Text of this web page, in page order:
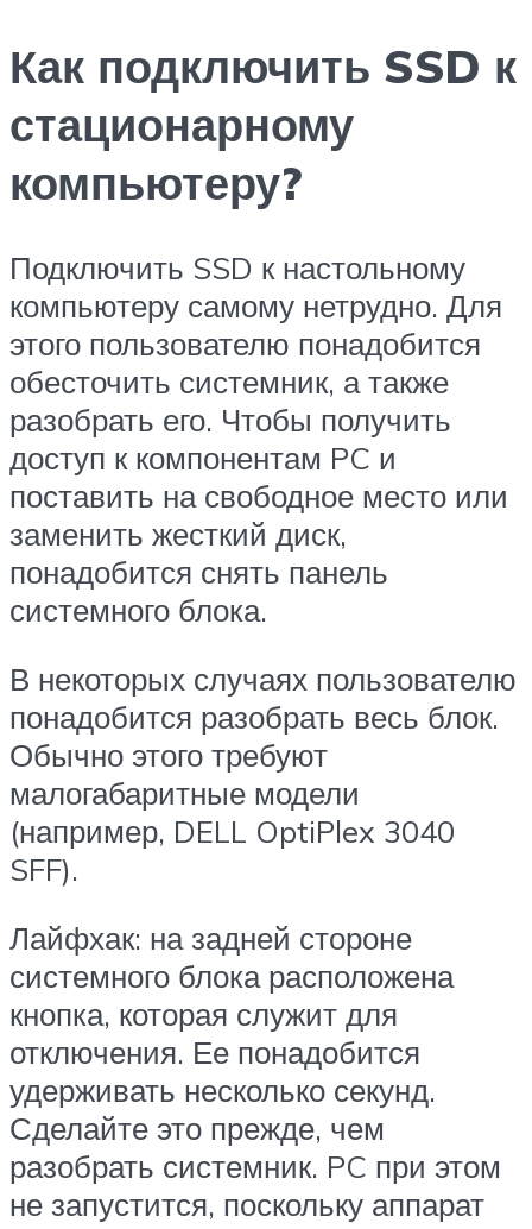
Как подключить SSD к
стационарному
компьютеру?
Подключить SSD к настольному
компьютеру самому нетрудно. Для
этого пользователю понадобится
обесточить системник, а также
разобрать его. Чтобы получить
доступ к компонентам PC и
поставить на свободное место или
заменить жесткий диск,
понадобится снять панель
системного блока.
В некоторых случаях пользователю
понадобится разобрать весь блок.
Обычно этого требуют
малогабаритные модели
(например, DELL OptiPlex 3040
SFF).
Лайфхак: на задней стороне
системного блока расположена
кнопка, которая служит для
отключения. Ее понадобится
удерживать несколько секунд.
Сделайте это прежде, чем
разобрать системник. PC при этом
не запустится, поскольку аппарат